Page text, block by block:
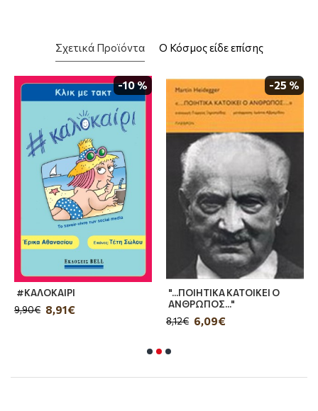
Σχετικά Προϊόντα Ο Κόσμος είδε επίσης
-10 %
#ΚΑΛΟΚΑΙΡΙ
8,91€
9,90€
-25 %
"...ΠΟΙΗΤΙΚΑ ΚΑΤΟΙΚΕΙ Ο
ΑΝΘΡΩΠΟΣ..."
6,09€
8,12€